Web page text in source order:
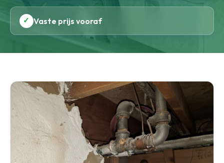
✓ Vaste prijs vooraf